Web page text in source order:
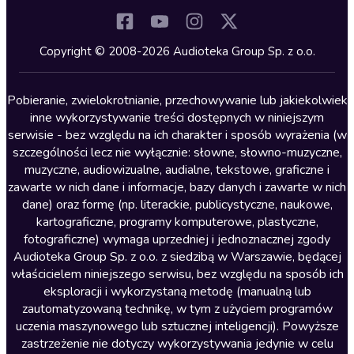
Kryminały
Lektury szkolne
Literatura anglojęzyczna
Literatura faktu
Literatura obyczajowa
Literatura piękna obca
Literatura piękna polska
Nagrania relaksacyjne
Nauka języków
Nauki humanistyczne
Podcasty i audycje
Polityka
Copyright © 2008-2026 Audioteka Group Sp. z o.o.
Pobieranie, zwielokrotnianie, przechowywanie lub jakiekolwiek
inne wykorzystywanie treści dostępnych w niniejszym
serwisie - bez względu na ich charakter i sposób wyrażenia (w
szczególności lecz nie wyłącznie: słowne, słowno-muzyczne,
muzyczne, audiowizualne, audialne, tekstowe, graficzne i
zawarte w nich dane i informacje, bazy danych i zawarte w nich
dane) oraz formę (np. literackie, publicystyczne, naukowe,
kartograficzne, programy komputerowe, plastyczne,
fotograficzne) wymaga uprzedniej i jednoznacznej zgody
Audioteka Group Sp. z o.o. z siedzibą w Warszawie, będącej
właścicielem niniejszego serwisu, bez względu na sposób ich
eksploracji i wykorzystaną metodę (manualną lub
zautomatyzowaną technikę, w tym z użyciem programów
uczenia maszynowego lub sztucznej inteligencji). Powyższe
zastrzeżenie nie dotyczy wykorzystywania jedynie w celu